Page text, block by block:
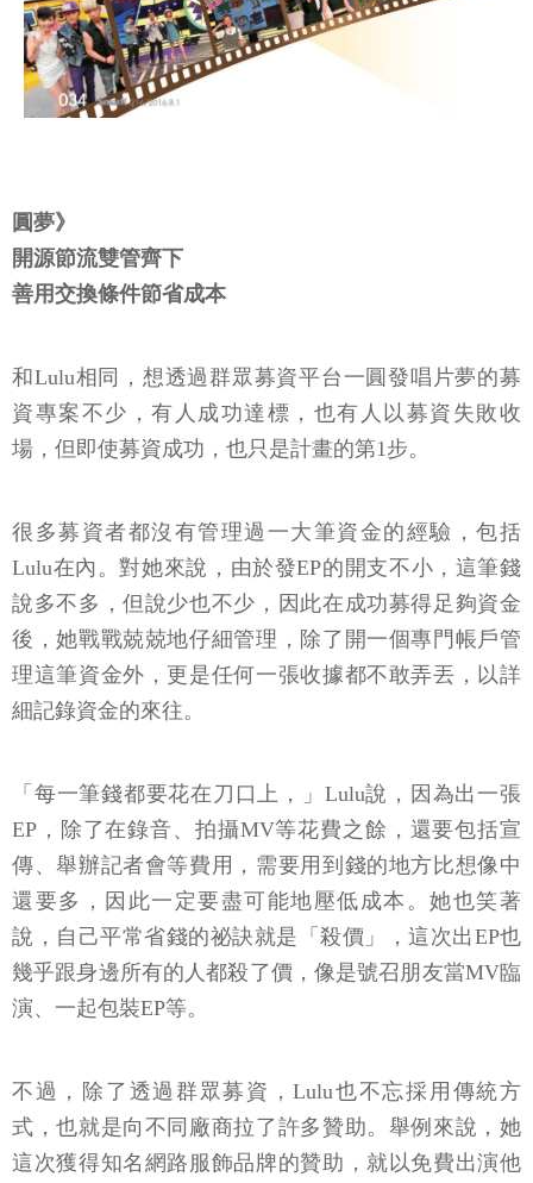
圓夢》
開源節流雙管齊下
善用交換條件節省成本
和Lulu相同，想透過群眾募資平台一圓發唱片夢的募
資專案不少，有人成功達標，也有人以募資失敗收
場，但即使募資成功，也只是計畫的第1步。
很多募資者都沒有管理過一大筆資金的經驗，包括
Lulu在內。對她來說，由於發EP的開支不小，這筆錢
說多不多，但說少也不少，因此在成功募得足夠資金
後，她戰戰兢兢地仔細管理，除了開一個專門帳戶管
理這筆資金外，更是任何一張收據都不敢弄丟，以詳
細記錄資金的來往。
「每一筆錢都要花在刀口上，」Lulu說，因為出一張
EP，除了在錄音、拍攝MV等花費之餘，還要包括宣
傳、舉辦記者會等費用，需要用到錢的地方比想像中
還要多，因此一定要盡可能地壓低成本。她也笑著
說，自己平常省錢的祕訣就是「殺價」，這次出EP也
幾乎跟身邊所有的人都殺了價，像是號召朋友當MV臨
演、一起包裝EP等。
不過，除了透過群眾募資，Lulu也不忘採用傳統方
式，也就是向不同廠商拉了許多贊助。舉例來說，她
這次獲得知名網路服飾品牌的贊助，就以免費出演他